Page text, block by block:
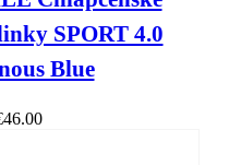
SPORT 4.0
Blue
46.00